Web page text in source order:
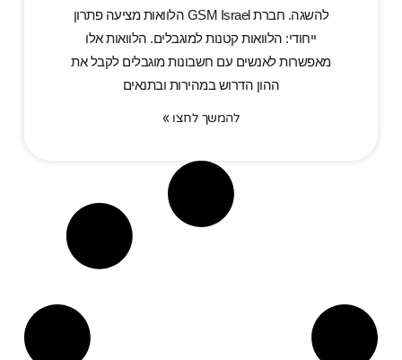
להשגה. חברת GSM Israel הלוואות מציעה פתרון
ייחודי: הלוואות קטנות למוגבלים. הלוואות אלו
מאפשרות לאנשים עם חשבונות מוגבלים לקבל את
ההון הדרוש במהירות ובתנאים
להמשך לחצו »